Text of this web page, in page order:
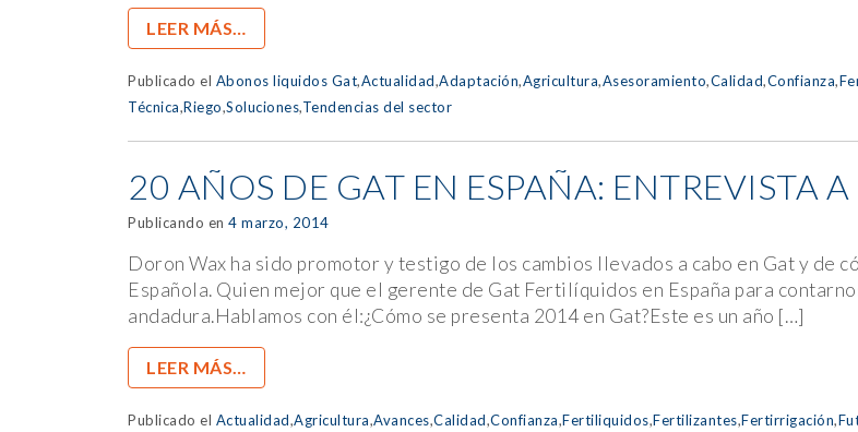
LEER MÁS…
Publicado el Abonos liquidos Gat,Actualidad,Adaptación,Agricultura,Asesoramiento,Calidad,Confianza,
Técnica,Riego,Soluciones,Tendencias del sector
20 AÑOS DE GAT EN ESPAÑA: ENTREVISTA
Publicando en 4 marzo, 2014
Doron Wax ha sido promotor y testigo de los cambios llevados a cabo en Gat y de
Española. Quien mejor que el gerente de Gat Fertilíquidos en España para
andadura.Hablamos con él:¿Cómo se presenta 2014 en Gat?Este es un año […]
LEER MÁS…
Publicado el Actualidad,Agricultura,Avances,Calidad,Confianza,Fertiliquidos,Fertilizantes,Fertirrigación,